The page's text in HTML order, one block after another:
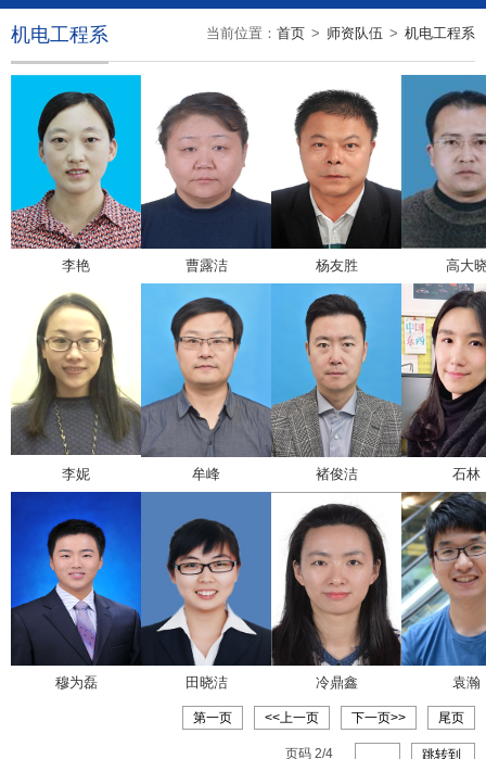
当前位置： 首页 > 师资队伍 > 机电工程系
机电工程系
李艳 曹露洁 杨友胜 高大
李妮 牟峰 褚俊洁 石林
穆为磊 田晓洁 冷鼎鑫 袁瀚
第一页 <<上一页 下一页>> 尾页
页码 2/4 跳转到